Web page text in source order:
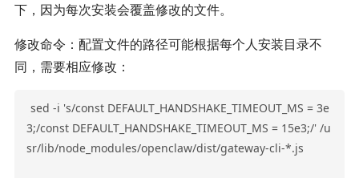
下，因为每次安装会覆盖修改的文件。
修改命令：配置文件的路径可能根据每个人安装目录不
同，需要相应修改：
sed -i 's/const DEFAULT_HANDSHAKE_TIMEOUT_MS = 3e
3;/const DEFAULT_HANDSHAKE_TIMEOUT_MS = 15e3;/' /u
sr/lib/node_modules/openclaw/dist/gateway-cli-*.js